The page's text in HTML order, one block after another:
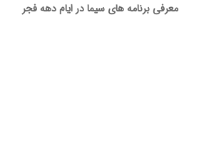
معرفی برنامه های سیما در ایام دهه فجر